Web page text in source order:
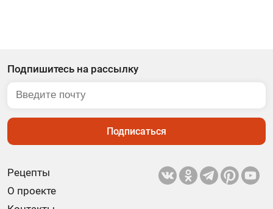
Рецепты
О проекте
Подпишитесь на рассылку
Подписаться